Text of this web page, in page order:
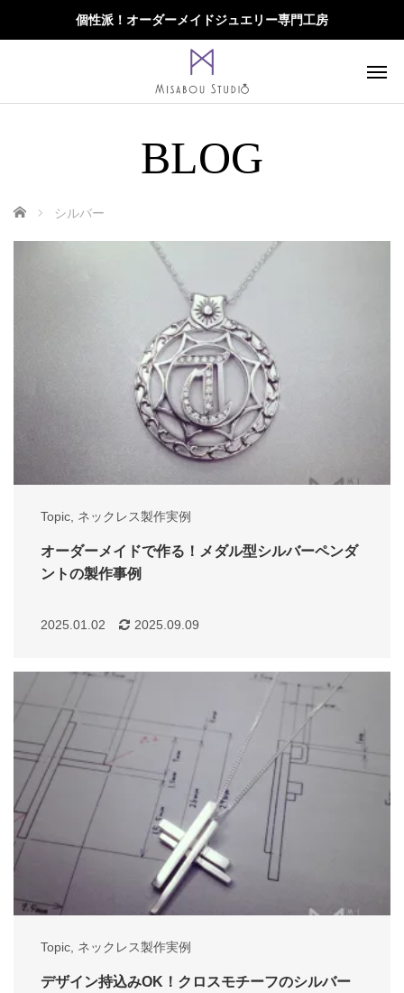
個性派！オーダーメイドジュエリー専門工房
BLOG
ホーム シルバー
Topic ネックレス製作実例
オーダーメイドで作る！メダル型シルバーペンダ
ントの製作事例
2025.01.02 2025.09.09
Topic ネックレス製作実例
デザイン持込みOK！クロスモチーフのシルバー